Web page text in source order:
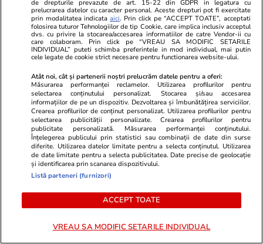
Patru ursuleți orfani din
România au ajuns într-un parc
din Franța. Anita, Alexandra,
pe francezi
Știri România 07 aug.
Primele gaze din Neptun Deep
au fost deja contractate. Cine
este primul client din România
care a cumpărat în avans
de drepturile prevazute de art. 15-22 din GDPR in legatura cu
prelucrarea datelor cu caracter personal. Aceste drepturi pot fi exercitate
prin modalitatea indicataaici. Prin click pe “ACCEPT TOATE”, acceptati
folosirea tuturor Tehnologiilor de tip Cookie, care implica inclusiv acceptul
dvs. cu privire la stocarea/accesarea informatiilor de catre Vendor-ii cu
care colaboram. Prin click pe “VREAU SA MODIFIC SETARILE
INDIVIDUAL” puteti schimba preferintele in mod individual, mai putin
cele legate de cookie strict necesare pentru functionarea website-ului.
Atât noi, cât și partenerii noștri prelucrăm datele pentru a oferi:
Măsurarea performanței reclamelor. Utilizarea profilurilor pentru
selectarea conținutului personalizat. Stocarea și/sau accesarea
informațiilor de pe un dispozitiv. Dezvoltarea și îmbunătățirea serviciilor.
Crearea profilurilor de conținut personalizat. Utilizarea profilurilor pentru
selectarea publicității personalizate. Crearea profilurilor pentru
publicitate personalizată. Măsurarea performanței conținutului.
Înțelegerea publicului prin statistici sau combinații de date din surse
diferite. Utilizarea datelor limitate pentru a selecta conținutul. Utilizarea
de date limitate pentru a selecta publicitatea. Date precise de geolocație
și identificarea prin scanarea dispozitivului.
Listă parteneri (furnizori)
ACCEPT TOATE
VREAU SA MODIFIC SETARILE INDIVIDUAL